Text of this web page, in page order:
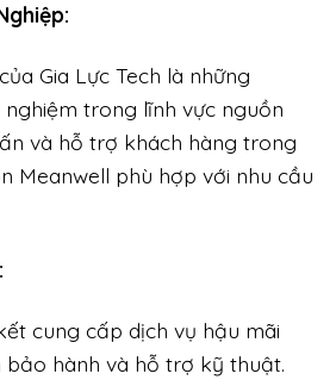
Gia Lực Tech là những
trong lĩnh vực nguồn
và hỗ trợ khách hàng trong
Meanwell phù hợp với nhu cầu
cung cấp dịch vụ hậu mãi
hành và hỗ trợ kỹ thuật.